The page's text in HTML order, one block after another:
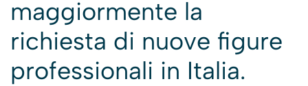
maggiormente la
richiesta di nuove figure
professionali in Italia.